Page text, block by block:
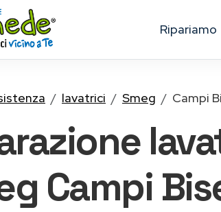
ripariamo
lavatrici Smeg Campi
Campi